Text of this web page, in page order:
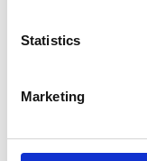
Statistics
MarketingOverview